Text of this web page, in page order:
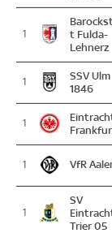
1
t Fulda-
Lehnerz
1
SSV Ulm
1846
1
1 VfR
1
SV
Trier 05